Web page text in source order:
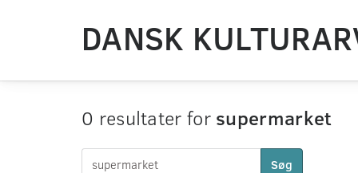
DANSK
0 resultater for supermarket
Søg